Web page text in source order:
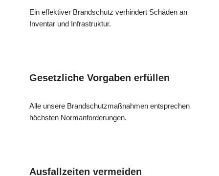
Ein effektiver Brandschutz verhindert Schäden an
Inventar und Infrastruktur.
Gesetzliche Vorgaben erfüllen
Alle unsere Brandschutzmaßnahmen entsprechen
höchsten Normanforderungen.
Ausfallzeiten vermeiden